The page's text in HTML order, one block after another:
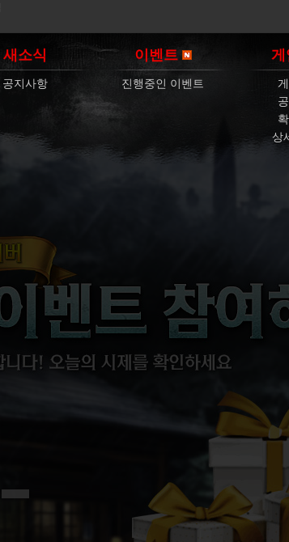
새소식
공지사항
이벤트
진행중인 이벤트
게
상